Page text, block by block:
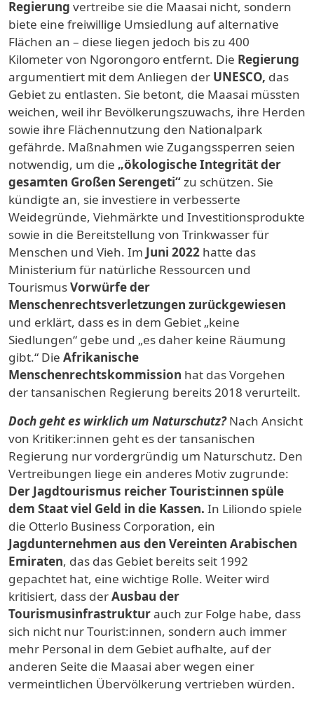
Regierung vertreibe sie die Maasai nicht, sondern
biete eine freiwillige Umsiedlung auf alternative
Flächen an – diese liegen jedoch bis zu 400
Kilometer von Ngorongoro entfernt. Die Regierung
argumentiert mit dem Anliegen der UNESCO, das
Gebiet zu entlasten. Sie betont, die Maasai müssten
weichen, weil ihr Bevölkerungszuwachs, ihre Herden
sowie ihre Flächennutzung den Nationalpark
gefährde. Maßnahmen wie Zugangssperren seien
notwendig, um die „ökologische Integrität der
gesamten Großen Serengeti“zu schützen. Sie
kündigte an, sie investiere in verbesserte
Weidegründe, Viehmärkte und Investitionsprodukte
sowie in die Bereitstellung von Trinkwasser für
Menschen und Vieh. Im Juni 2022 hatte das
Ministerium für natürliche Ressourcen und
TourismusVorwürfe der
Menschenrechtsverletzungen zurückgewiesen
und erklärt, dass es in dem Gebiet „keine
Siedlungen“ gebe und „es daher keine Räumung
gibt.“ Die Afrikanische
Menschenrechtskommission hat das Vorgehen
der tansanischen Regierung bereits 2018 verurteilt.
Doch geht es wirklich um Naturschutz?Nach Ansicht
von Kritiker:innen geht es der tansanischen
Regierung nur vordergründig um Naturschutz. Den
Vertreibungen liege ein anderes Motiv zugrunde:
Der Jagdtourismus reicher Tourist:innen spüle
dem Staat viel Geld in die Kassen. In Liliondo spiele
die Otterlo Business Corporation, ein
Jagdunternehmen aus den Vereinten Arabischen
Emiraten, das das Gebiet bereits seit 1992
gepachtet hat, eine wichtige Rolle. Weiter wird
kritisiert, dass derAusbau der
Tourismusinfrastrukturauch zur Folge habe, dass
sich nicht nur Tourist:innen, sondern auch immer
mehr Personal in dem Gebiet aufhalte, auf der
anderen Seite die Maasai aber wegen einer
vermeintlichen Übervölkerung vertrieben würden.